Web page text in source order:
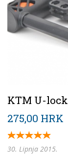
KTM U-lock
275,00 HRK
30. Lipnja 2015.